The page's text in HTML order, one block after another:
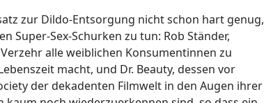
zur Dildo-Entsorgung nicht schon hart genug,
Super-Sex-Schurken zu tun: Rob Ständer,
alle weiblichen Konsumentinnen zu
macht, und Dr. Beauty, dessen vor
der dekadenten Filmwelt in den Augen ihrer